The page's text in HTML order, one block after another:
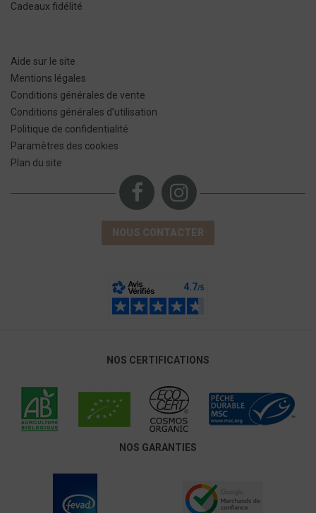
Cadeaux fidélité
Aide sur le site
Mentions légales
Conditions générales de vente
Conditions générales d’utilisation
Politique de confidentialité
Paramètres des cookies
Plan du site
NOUS CONTACTER
NOS CERTIFICATIONS
NOS GARANTIES